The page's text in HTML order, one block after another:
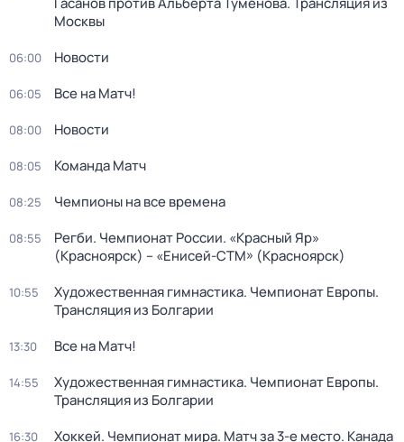
Москвы
06:00 Новости
06:05 Все на Матч!
08:00 Новости
08:05 Команда Матч
08:25 Чемпионы на все времена
08:55
Регби. Чемпионат России. «Красный Яр»
(Красноярск) – «Енисей-СТМ» (Красноярск)
10:55
Художественная гимнастика. Чемпионат Европы.
Трансляция из Болгарии
13:30 Все на Матч!
14:55
Художественная гимнастика. Чемпионат Европы.
Трансляция из Болгарии
16:30
Хоккей. Чемпионат мира. Матч за 3-е место. Канада